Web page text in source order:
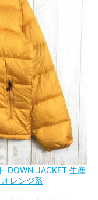
DOWN JACKET 生産
レンジ系